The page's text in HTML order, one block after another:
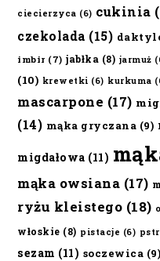
ciecierzyca (6) cukinia
czekolada (15)
imbir (7) jabłka (8) jarmuż
(10) krewetki (6) kurkuma
mascarpone (17)
(14) mąka gryczana (9)
migdałowa (11)
mąka owsiana (17)
ryżu kleistego (18)
włoskie (8) pistacje (6)
sezam (11) soczewica (9)